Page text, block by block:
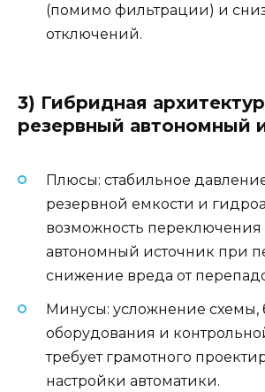
(помимо фильтрации) и
отключений.
3) Гибридная
резервный автономный
Плюсы: стабильное
резервной емкости и
возможность переключения
автономный источник при
снижение вреда от
Минусы: усложнение схемы,
оборудования и
требует грамотного
настройки автоматики.